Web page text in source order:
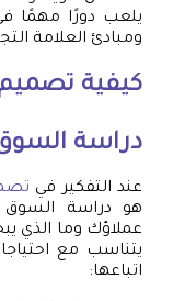
يلعب دورًا مهمًا
ومبادئ العلامة
كيفية
دراسة
عند التفكير في
هو دراسة
عملاؤك وما الذي
يتناسب مع
اتباعها: